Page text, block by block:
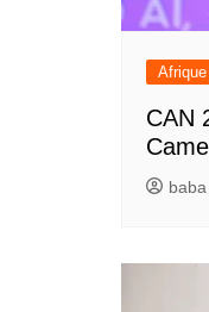
Afrique
CAN
baba